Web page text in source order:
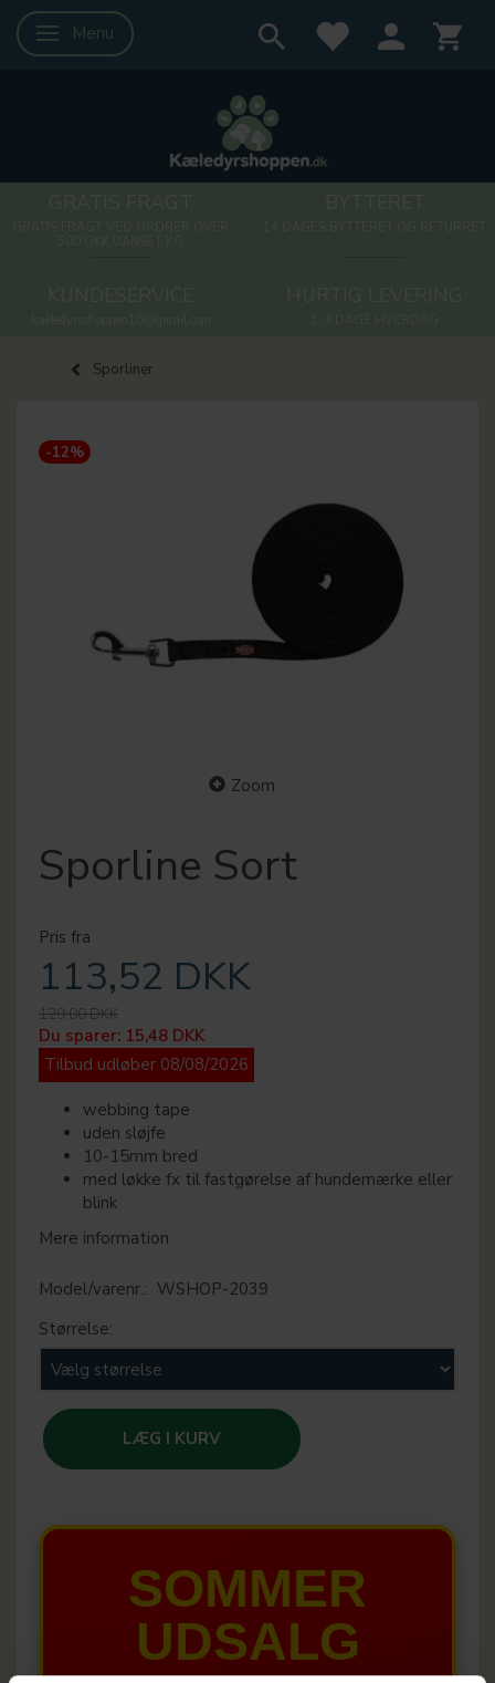
Skifte navigation
Menu
Sporliner
-12%
Zoom
Sporline Sort
Pris fra
113,52 DKK
129,00 DKK
Du sparer: 15,48 DKK
Tilbud udløber 08/08/2026
webbing tape
uden sløjfe
10-15mm bred
med løkke fx til fastgørelse af hundemærke eller
blink
Mere information
Model/varenr.: WSHOP-2039
Størrelse:
LÆG I KURV
SOMMER
UDSALG